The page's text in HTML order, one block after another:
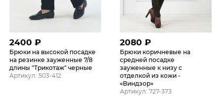
2400 ₽
Брюки на высокой посадке
на резинке зауженные 7/8
длины "Трикотаж" черные
Артикул: 503-412
2080 ₽
Брюки коричневые на
средней посадке
зауженные к низу с
отделкой из кожи -
«Виндзор»
Артикул: 727-373